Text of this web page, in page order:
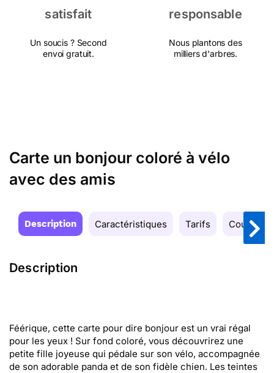
satisfait
Un soucis ? Second
envoi gratuit.
responsable
Nous plantons des
milliers d'arbres.
Carte un bonjour coloré à vélo
avec des amis
Description Caractéristiques Tarifs Couleurs
Description
Féérique, cette carte pour dire bonjour est un vrai régal
pour les yeux ! Sur fond coloré, vous découvrirez une
petite fille joyeuse qui pédale sur son vélo, accompagnée
de son adorable panda et de son fidèle chien. Les teintes